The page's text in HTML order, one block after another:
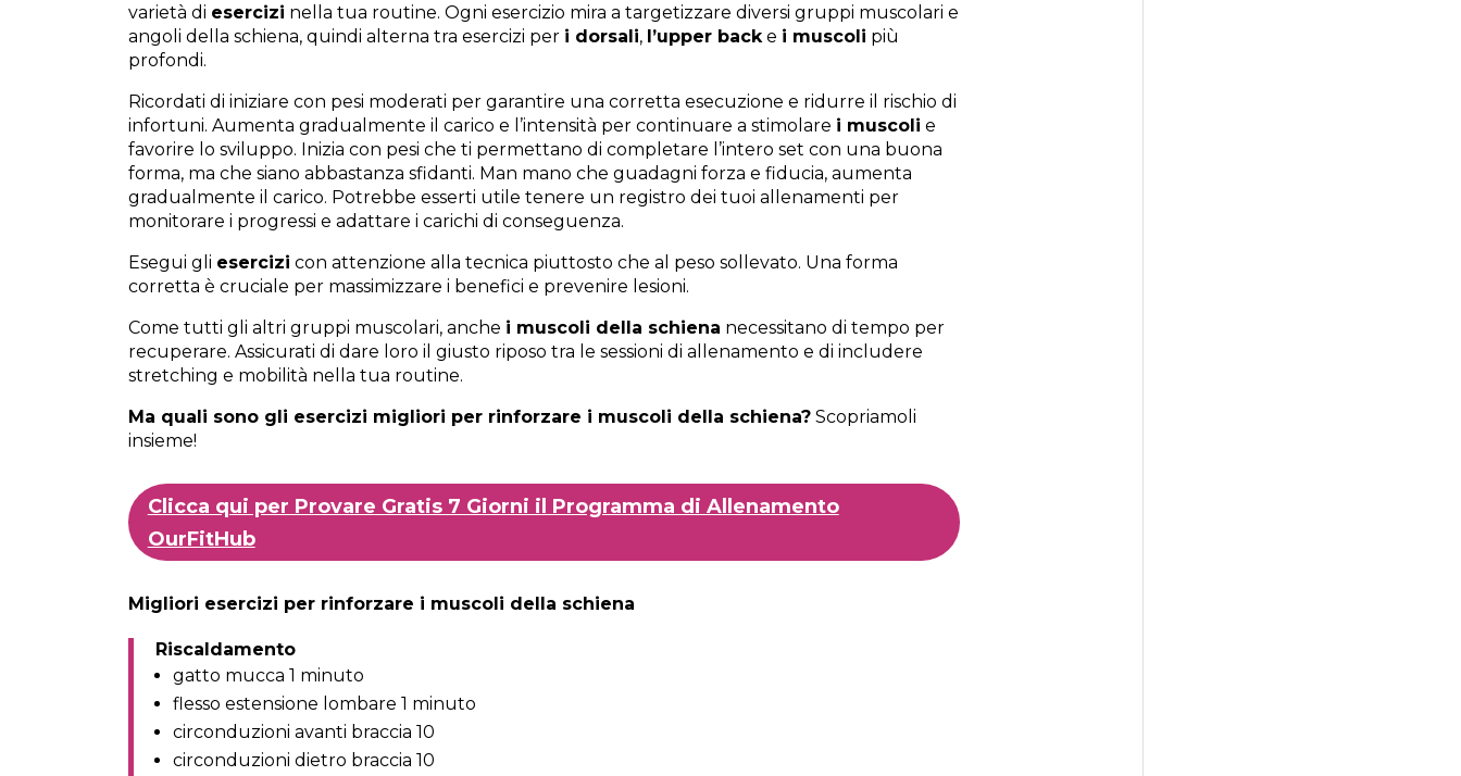
varietà di esercizi nella tua routine. Ogni esercizio mira a targetizzare diversi gruppi muscolari e
angoli della schiena, quindi alterna tra esercizi per i dorsali, l’upper backe i muscoli più
profondi.
Ricordati di iniziare con pesi moderati per garantire una corretta esecuzione e ridurre il rischio di
infortuni. Aumenta gradualmente il carico e l’intensità per continuare a stimolare i muscoli e
favorire lo sviluppo. Inizia con pesi che ti permettano di completare l’intero set con una buona
forma, ma che siano abbastanza sfidanti. Man mano che guadagni forza e fiducia, aumenta
gradualmente il carico. Potrebbe esserti utile tenere un registro dei tuoi allenamenti per
monitorare i progressi e adattare i carichi di conseguenza.
Esegui gli esercizi con attenzione alla tecnica piuttosto che al peso sollevato. Una forma
corretta è cruciale per massimizzare i benefici e prevenire lesioni.
Come tutti gli altri gruppi muscolari, anche i muscoli della schiena necessitano di tempo per
recuperare. Assicurati di dare loro il giusto riposo tra le sessioni di allenamento e di includere
stretching e mobilità nella tua routine.
Ma quali sono gli esercizi migliori per rinforzare i muscoli della schiena?Scopriamoli
insieme!
Clicca qui per Provare Gratis 7 Giorni il Programma di Allenamento
OurFitHub
Migliori esercizi per rinforzare i muscoli della schiena
Riscaldamento
gatto mucca 1 minuto
flesso estensione lombare 1 minuto
circonduzioni avanti braccia 10
circonduzioni dietro braccia 10